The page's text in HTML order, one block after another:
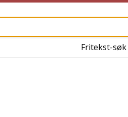
Fritekst-søk